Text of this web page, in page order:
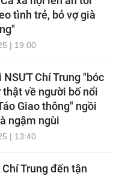
tình trẻ, bỏ vợ già
| 19:00
NSƯT Chí Trung "bóc
thật về người bố nổi
Giao thông" ngồi
ngậm ngùi
| 13:40
Chí Trung đến tận